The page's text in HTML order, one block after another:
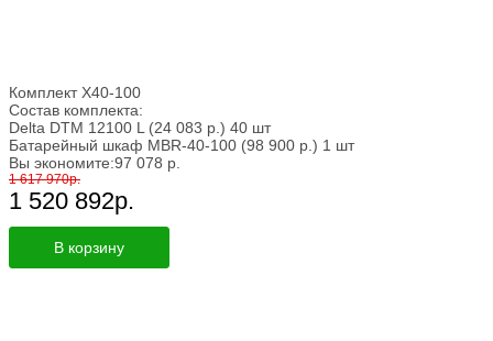
Комплект X40-100
Состав комплекта:
Delta DTM 12100 L (24 083 р. ) 40 шт
Батарейный шкаф MBR-40-100 (98 900 р. ) 1 шт
Вы экономите:97 078 р.
1 617 970р.
1 520 892р.
В корзину